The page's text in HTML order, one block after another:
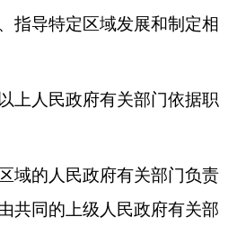
指导特定区域发展和制定相
人民政府有关部门依据职
的人民政府有关部门负责
共同的上级人民政府有关部